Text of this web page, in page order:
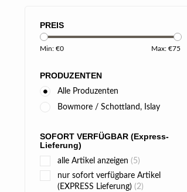
PREIS
Min: €0 Max: €75
PRODUZENTEN
Alle Produzenten
Bowmore / Schottland, Islay
SOFORT VERFÜGBAR (Express-
Lieferung)
alle Artikel anzeigen (5)
nur sofort verfügbare Artikel
(EXPRESS Lieferung) (2)